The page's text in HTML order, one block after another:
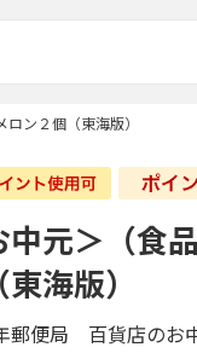
ン２個（東海版）
中元＞（食
海版）
郵便局 百貨店のお